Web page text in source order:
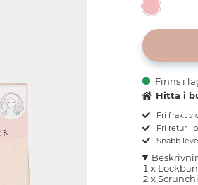
Finns i
Hitta i
Fri frakt
Fri retur i
Snabb
1 x
2 x